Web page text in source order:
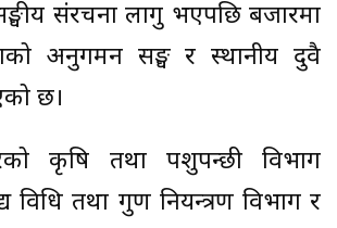
संरचना लागु भएपछि बजारमा
अनुगमन सङ्घ र स्थानीय दुवै
छ।
कृषि तथा पशुपन्छी विभाग
प्रविधि तथा गुण नियन्त्रण विभाग र